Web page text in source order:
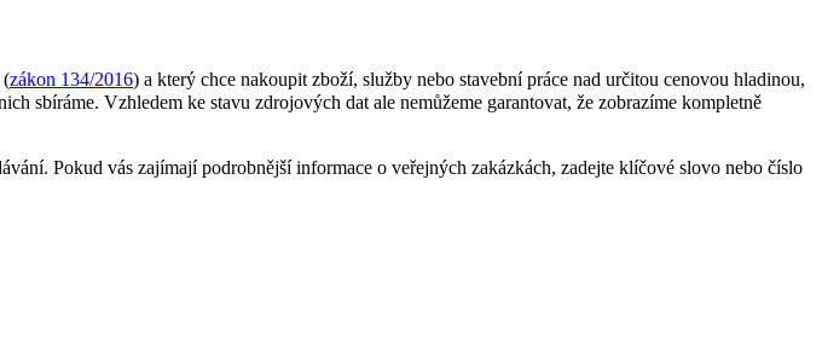
(zákon 134/2016) a který chce nakoupit zboží, služby nebo stavební práce nad určitou cenovou hladinou,
sbíráme. Vzhledem ke stavu zdrojových dat ale nemůžeme garantovat, že zobrazíme kompletně
Pokud vás zajímají podrobnější informace o veřejných zakázkách, zadejte klíčové slovo nebo číslo